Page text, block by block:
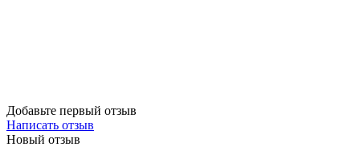
Добавьте первый отзыв
Написать отзыв
Новый отзыв